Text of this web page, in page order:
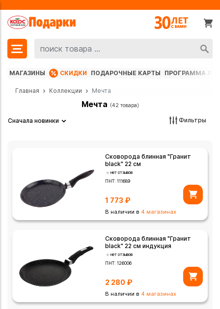
МАГАЗИНЫ СКИДКИ ПОДАРОЧНЫЕ КАРТЫ ПРОГРАММА
Главная Коллекции Мечта
Мечта (42 товара)
Сначала новинки Фильтры
Сковорода блинная "Гранит
black" 22 см
нет отзывов
ПНТ:111689
1 773 ₽
В наличии в 4 магазинах
Сковорода блинная "Гранит
black" 22 см индукция
нет отзывов
ПНТ:126006
2 280 ₽
В наличии в 4 магазинах